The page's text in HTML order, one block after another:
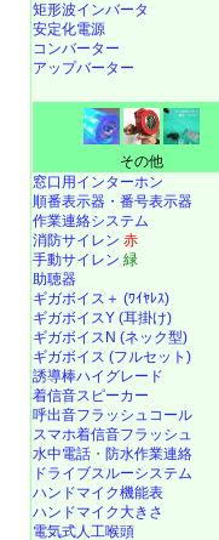
矩形波インバータ
安定化電源
コンバーター
アップバーター
その他
窓口用インターホン
順番表示器・番号表示器
作業連絡システム
消防サイレン 赤
手動サイレン 緑
助聴器
ギガボイス＋ (ﾜｲﾔﾚｽ)
ギガボイスY (耳掛け)
ギガボイスN (ネック型)
ギガボイス (フルセット)
誘導棒ハイグレード
着信音スピーカー
呼出音フラッシュコール
スマホ着信音フラッシュ
水中電話 ・ 防水作業連絡
ドライブスルーシステム
ハンドマイク機能表
ハンドマイク大きさ
電気式人工喉頭